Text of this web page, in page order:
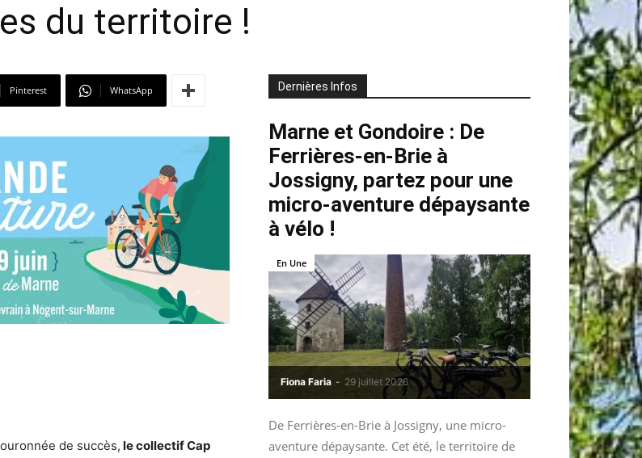
du territoire !
Pinterest WhatsApp
de succès, le collectif Cap
Dernières Infos
Marne et Gondoire : De
Ferrières-en-Brie à
Jossigny, partez pour une
micro-aventure dépaysante
à vélo !
Fiona Faria - 29 juillet 2026
En Une
De Ferrières-en-Brie à Jossigny, une micro-
aventure dépaysante. Cet été, le territoire de